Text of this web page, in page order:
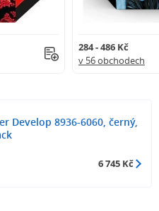
284 - 486 Kč
v 56 obchodech
Develop 8936-6060, černý,
6 745 Kč